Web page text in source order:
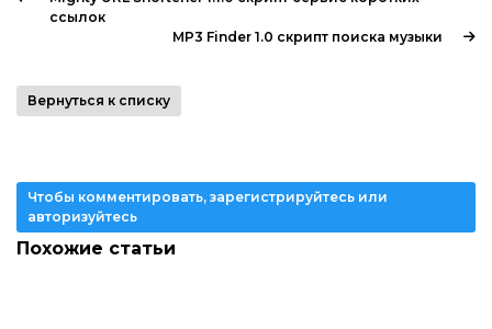
ссылок
MP3 Finder 1.0 скрипт поиска музыки
Вернуться к списку
Чтобы комментировать, зарегистрируйтесь или
авторизуйтесь
Похожие статьи